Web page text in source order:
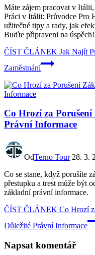
Máte zájem pracovat v
Práci v Itálii: Průvodce Pro
užitečné tipy a rady, jak
Buďte připraveni na úspěch!
ČÍST ČLÁNEK Jak Najít
Zaměstnání
Co Hrozí za
Právní Informace
OdTerno Tour 28. 3.
Co se stane, když porušíte
přestupku a trest může být
základní právní informace.
ČÍST ČLÁNEK Co Hrozí
Důležité Právní Informace
Napsat komentář